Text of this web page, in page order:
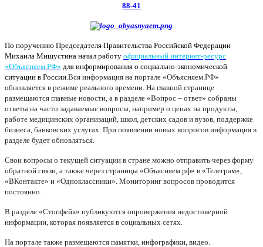
88-41
По поручению Председателя Правительства Российской Федерации
Михаила Мишустина начал работу официальный интернет-ресурс
«Объясняем.РФ» для информирования о социально-экономической
ситуации в России. Вся информация на портале «Объясняем.РФ»
обновляется в режиме реального времени. На главной странице
размещаются главные новости, а в разделе «Вопрос – ответ» собраны
ответы на часто задаваемые вопросы, например о ценах на продукты,
работе медицинских организаций, школ, детских садов и вузов, поддержке
бизнеса, банковских услугах. При появлении новых вопросов информация в
разделе будет обновляться.
Свои вопросы о текущей ситуации в стране можно отправить через форму
обратной связи, а также через страницы «Объясняем.рф» в «Телеграм»,
«ВКонтакте» и «Одноклассники». Мониторинг вопросов проводится
постоянно.
В разделе «Стопфейк» публикуются опровержения недостоверной
информации, которая появляется в социальных сетях.
На портале также размещаются памятки, инфографики, видео.